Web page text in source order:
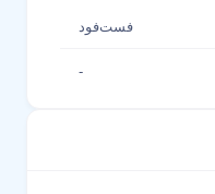
فست‌فود
-